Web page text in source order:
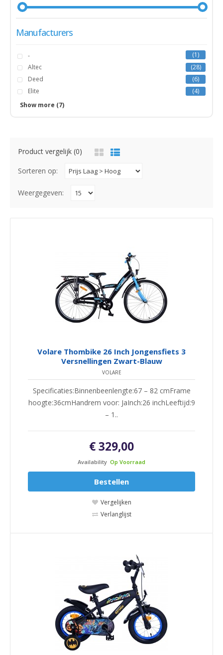
Manufacturers
-
1
Altec
28
Deed
6
Elite
4
Geroni
MBM
Wings
Show more (7)
Product vergelijk (0)
Sorteren op:
Weergegeven:
Volare Thombike 26 Inch Jongensfiets 3
Versnellingen Zwart-Blauw
VOLARE
Specificaties:Binnenbeenlengte:67 – 82 cmFrame
hoogte:36cmHandrem voor: JaInch:26 inchLeeftijd:9
– 1..
€ 329,00
Availability Op Voorraad
Bestellen
Vergelijken
Verlanglijst